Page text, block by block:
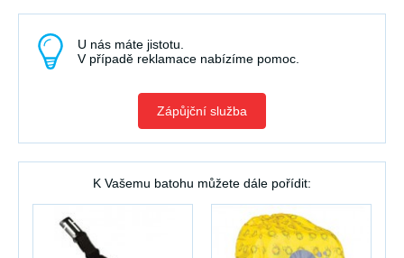
U nás máte jistotu.
V případě reklamace nabízíme pomoc.
Zápůjční služba
K Vašemu batohu můžete dále pořídit: